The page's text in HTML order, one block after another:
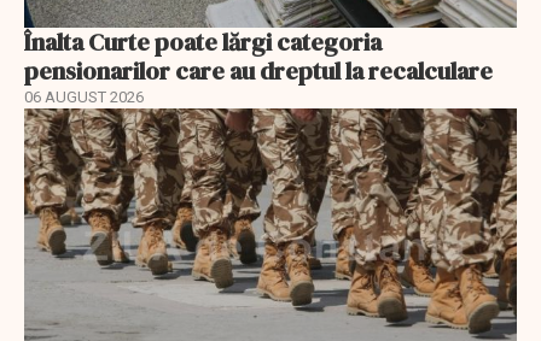
Înalta Curte poate lărgi categoria
pensionarilor care au dreptul la recalculare
06 AUGUST 2026